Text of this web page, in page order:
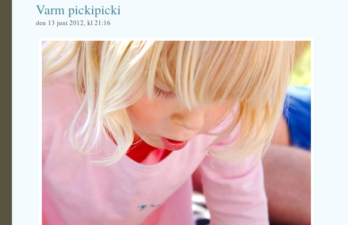
Varm pickipicki
den 13 juni 2012, kl 21:16